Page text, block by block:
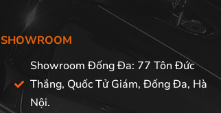
SHOWROOM
Showroom Đống Đa: 77 Tôn Đức
Thắng, Quốc Tử Giám, Đống Đa, Hà
Nội.